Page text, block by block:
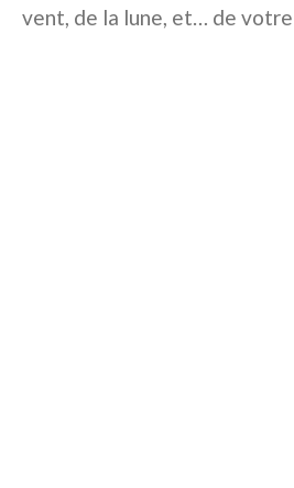
vent, de la lune, et… de